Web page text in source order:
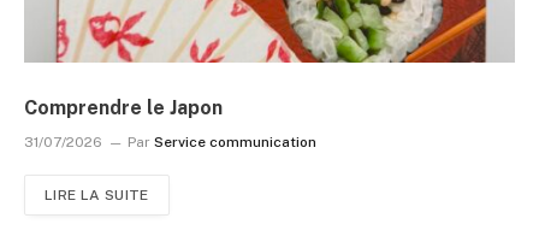
Comprendre le Japon
31/07/2026 Par Service communication
LIRE LA SUITE